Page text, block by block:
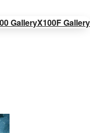
GalleryX100F Gallery